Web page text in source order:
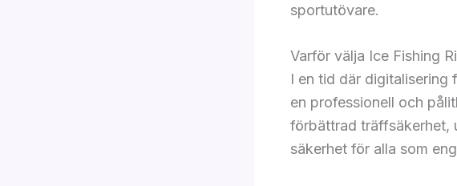
sportutövare.
Varför välja Ice Fishing
I en tid där digitalisering
en professionell och
förbättrad träffsäkerhet,
säkerhet för alla som